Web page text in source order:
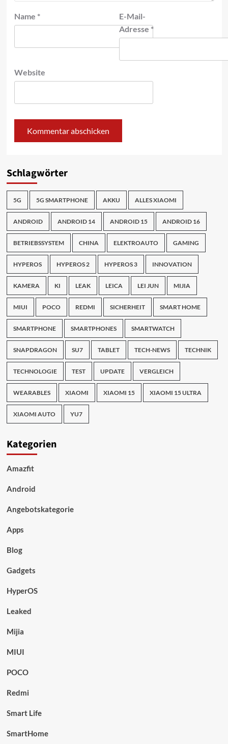
Name *
E-Mail-
Adresse*
Website
Schlagwörter
5G 5G SMARTPHONE AKKU ALLES XIAOMI
ANDROID ANDROID 14 ANDROID 15 ANDROID 16
BETRIEBSSYSTEM CHINA ELEKTROAUTO GAMING
HYPEROS HYPEROS 2 HYPEROS 3 INNOVATION
KAMERA KI LEAK LEICA LEI JUN MIJIA
MIUI POCO REDMI SICHERHEIT SMART HOME
SMARTPHONE SMARTPHONES SMARTWATCH
SNAPDRAGON SU7 TABLET TECH-NEWS TECHNIK
TECHNOLOGIE TEST UPDATE VERGLEICH
WEARABLES XIAOMI XIAOMI 15 XIAOMI 15 ULTRA
XIAOMI AUTO YU7
Kategorien
Amazfit
Android
Angebotskategorie
Apps
Blog
Gadgets
HyperOS
Leaked
Mijia
MIUI
POCO
Redmi
Smart Life
SmartHome